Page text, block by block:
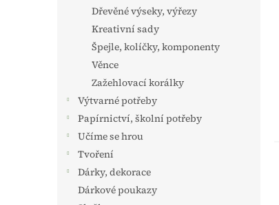
Dřevěné výseky, výřezy
Kreativní sady
Špejle, kolíčky, komponenty
Věnce
Zažehlovací korálky
Výtvarné potřeby
Papírnictví, školní potřeby
Učíme se hrou
Tvoření
Dárky, dekorace
Dárkové poukazy